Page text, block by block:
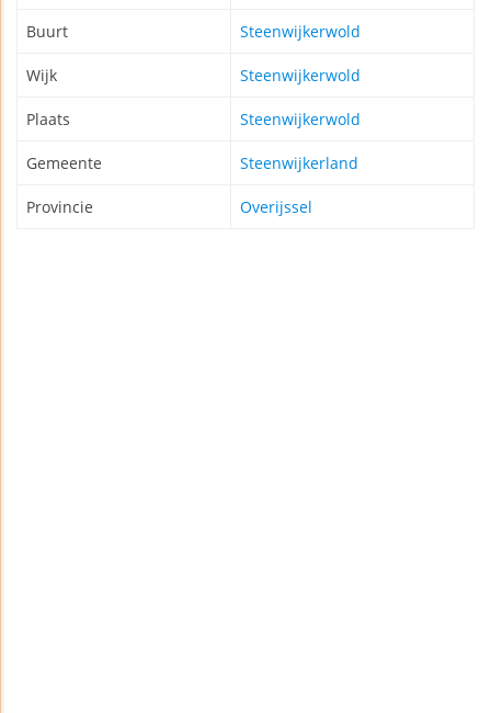
Buurt Steenwijkerwold
Wijk Steenwijkerwold
Plaats Steenwijkerwold
Gemeente Steenwijkerland
Provincie Overijssel